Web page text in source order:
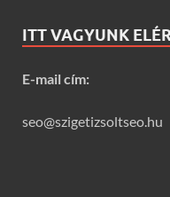
ITT VAGYUNK
E-mail cím:
seo@szigetizsoltseo.hu